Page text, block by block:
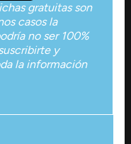
gratuitas son
casos la
no ser 100%
y
la información